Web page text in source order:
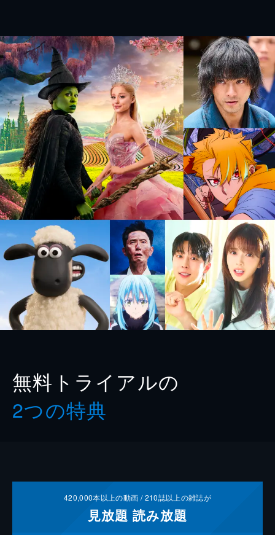
無料トライアルの
2つの特典
420,000本以上の動画 /210誌以上の雑誌が
見放題 読み放題